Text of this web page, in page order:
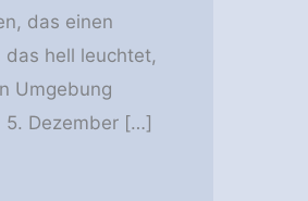
das einen
das hell leuchtet,
Umgebung
5. Dezember […]